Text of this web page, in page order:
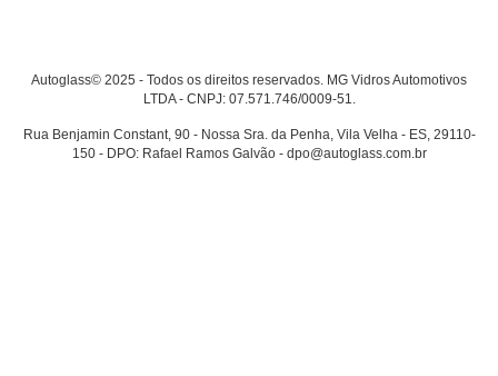
Autoglass© 2025 - Todos os direitos reservados. MG Vidros Automotivos
LTDA - CNPJ: 07.571.746/0009-51.
Rua Benjamin Constant, 90 - Nossa Sra. da Penha, Vila Velha - ES, 29110-
150 - DPO: Rafael Ramos Galvão - dpo@autoglass.com.br